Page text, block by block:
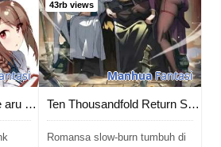
S Rank Boukensha de aru Ore no Musume-tachi wa Juudo no Father Con deshita
43rb views
ManhuaFantasi
Ten Thousandfold Return Senior Sister Please Behave
Romansa slow-burn tumbuh di